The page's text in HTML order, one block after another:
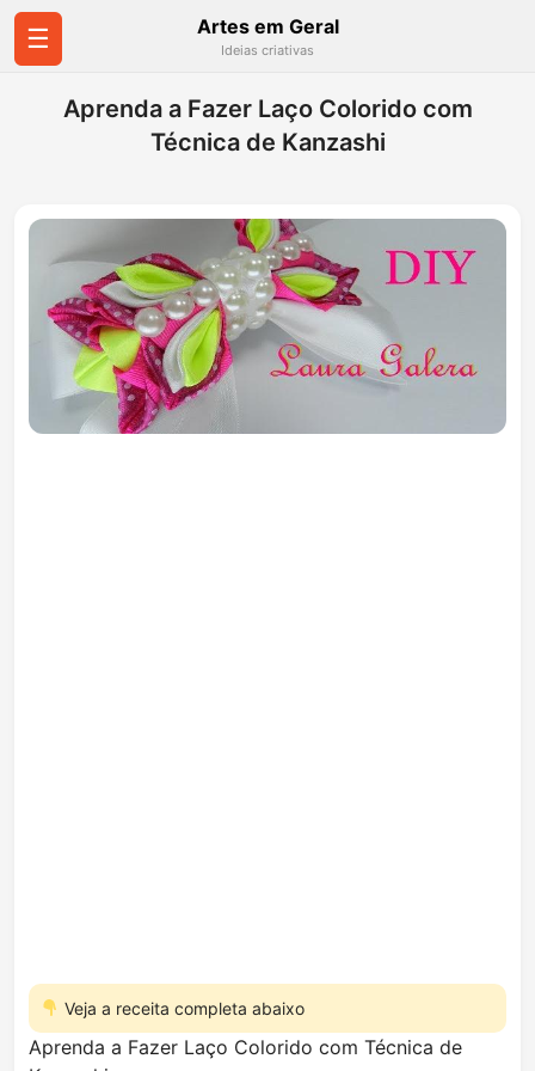
☰ Artes em Geral
Ideias criativas
Aprenda a Fazer Laço Colorido com
Técnica de Kanzashi
Veja a receita completa abaixo
Aprenda a Fazer Laço Colorido com Técnica de